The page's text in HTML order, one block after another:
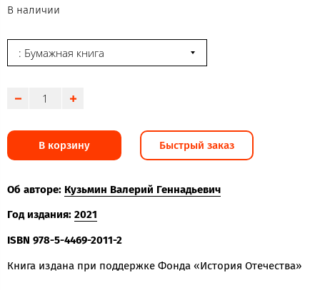
В наличии
: Бумажная книга
В корзину Быстрый заказ
Об авторе: Кузьмин Валерий Геннадьевич
Год издания: 2021
ISBN 978-5-4469-2011-2
Книга издана при поддержке Фонда «История Отечества»